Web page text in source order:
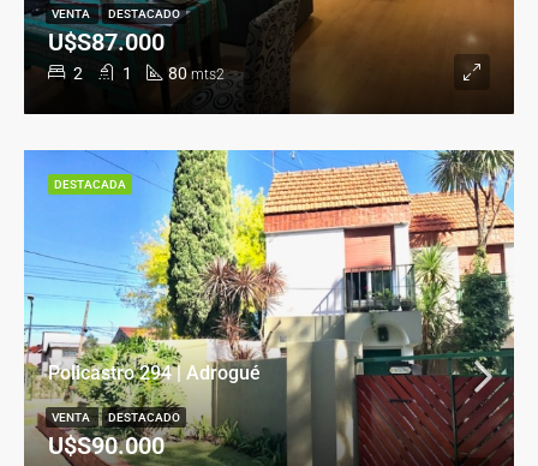
2 1 80 mts2
U$S87.000
VENTA DESTACADO
Policastro 294 | Adrogué
U$S90.000
VENTA DESTACADO
DESTACADA